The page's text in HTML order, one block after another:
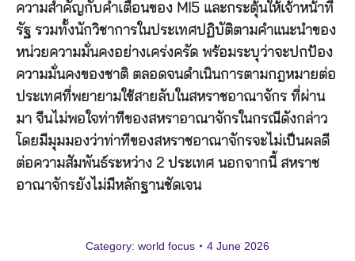
ความสำคัญกับคำเตือนของ MI5 และกระตุ้นให้เจ้าหน้าที่
รัฐ รวมทั้งนักวิชาการในประเทศปฏิบัติตามคำแนะนำของ
หน่วยความมั่นคงอย่างเคร่งครัด พร้อมระบุว่าจะปกป้อง
ความมั่นคงของชาติ ตลอดจนดำเนินการตามกฎหมายต่อ
ประเทศที่พยายามใช้สายลับในสหราชอาณาจักร ที่ผ่าน
มา จีนไม่พอใจท่าทีของสหราอาณาจักรในกรณีดังกล่าว
โดยมีมุมมองว่าท่าทีของสหราชอาณาจักรจะไม่เป็นผลดี
ต่อความสัมพันธ์ระหว่าง 2 ประเทศ นอกจากนี้ สหราช
อาณาจักรยังไม่มีหลักฐานชัดเจน
Category: world focus 4 June 2026